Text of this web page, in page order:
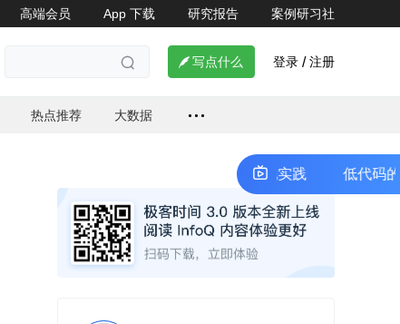
高端会员 App 下载 研究报告 案例研习社
  写点什么 登录 / 注册
热点推荐 大数据
低代码的认知误区与落地实践 低代码的认